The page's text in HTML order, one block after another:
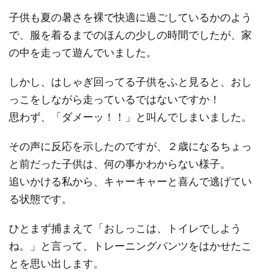
子供も夏の暑さを裸で快適に過ごしているかのよう
で、服を着るまでのほんの少しの時間でしたが、家
の中を走って遊んでいました。
しかし、はしゃぎ回ってる子供をふと見ると、おし
っこをしながら走っているではないですか！
思わず、「ダメーッ！！」と叫んでしまいました。
その声に反応を示したのですが、２歳になるちょっ
と前だった子供は、何の事かわからない様子。
追いかける私から、キャーキャーと喜んで逃げてい
る状態です。
ひとまず捕まえて「おしっこは、トイレでしよう
ね。」と言って、トレーニングパンツをはかせたこ
とを思い出します。